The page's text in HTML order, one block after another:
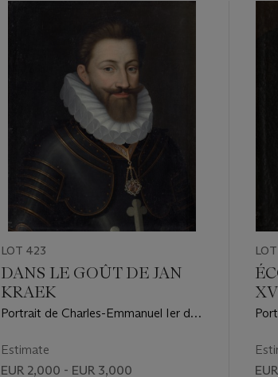
item_current_of_total_txt
LOT 423
DANS LE GOÛT DE JAN
KRAEK
Portrait de Charles-Emmanuel Ier de
Piémont, en buste, en armure portant
la croix de l'ordre de Saint-Maurice
Estimate
EUR 2,000 - EUR 3,000